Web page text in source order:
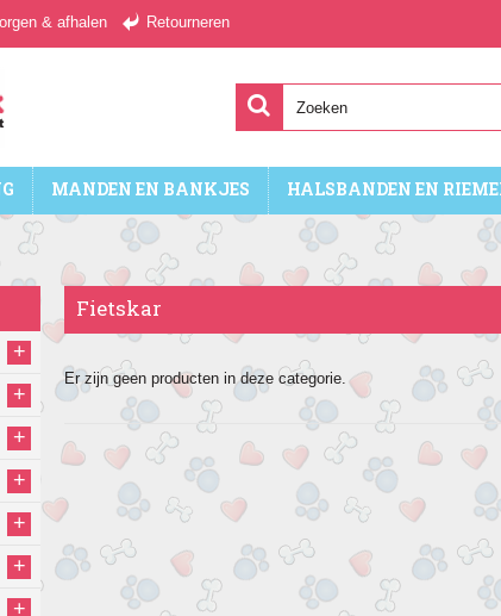
& afhalen Retourneren
MANDEN EN BANKJES HALSBANDEN EN
+
+
+
+
+
+
+
Fietskar
Er zijn geen producten in deze categorie.